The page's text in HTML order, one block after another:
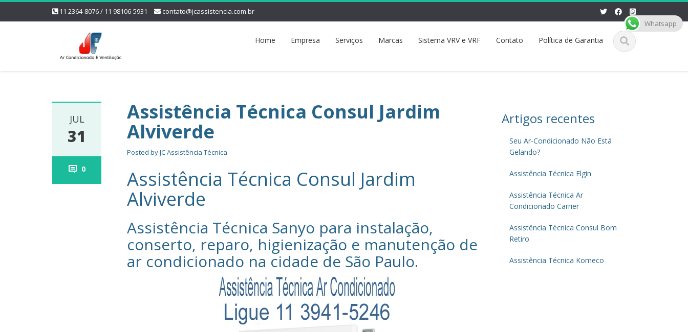
11 2364-8076 / 11 98106-5931 contato@jcassistencia.com.br
Home Empresa Serviços Marcas Sistema VRV e VRF Contato Política de Garantia
JUL
31
0
Assistência Técnica Consul Jardim
Alviverde
Posted byJC Assistência Técnica
Assistência Técnica Consul Jardim
Alviverde
Assistência Técnica Sanyo‎ para instalação,
conserto, reparo, higienização e manutenção de
ar condicionado na cidade de São Paulo.
Artigos recentes
Seu Ar-Condicionado Não Está
Gelando?
Assistência Técnica Elgin
Assistência Técnica Ar
Condicionado Carrier
Assistência Técnica Consul Bom
Retiro
Assistência Técnica Komeco
Whatsapp